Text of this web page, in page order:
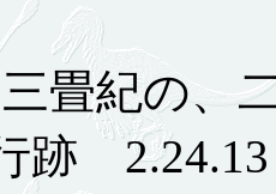
畳紀の、
跡 2.24.13